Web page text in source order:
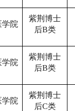
学院
紫荆博士
后B类
学院
紫荆博士
后B类
学院
紫荆博士
后C类